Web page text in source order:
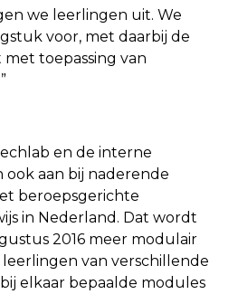
we leerlingen uit. We
voor, met daarbij de
met toepassing van
en de interne
aan bij naderende
beroepsgerichte
in Nederland. Dat wordt
2016 meer modulair
van verschillende
elkaar bepaalde modules